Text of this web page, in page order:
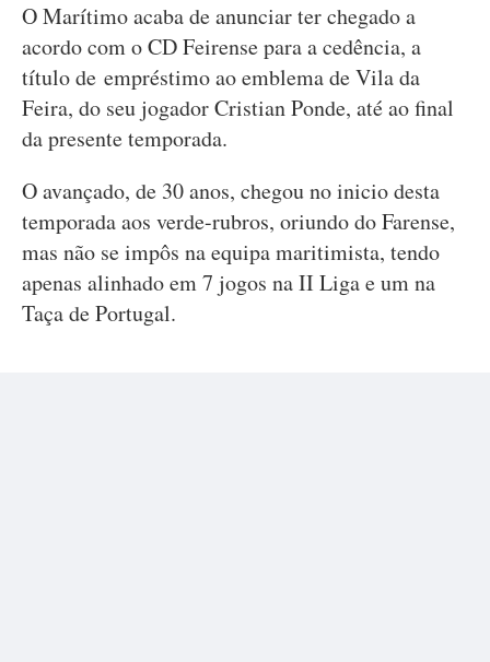
O Marítimo acaba de anunciar ter chegado a
acordo com o CD Feirense para a cedência, a
título de empréstimo ao emblema de Vila da
Feira, do seu jogador Cristian Ponde, até ao final
da presente temporada.
O avançado, de 30 anos, chegou no inicio desta
temporada aos verde-rubros, oriundo do Farense,
mas não se impôs na equipa maritimista, tendo
apenas alinhado em 7 jogos na II Liga e um na
Taça de Portugal.